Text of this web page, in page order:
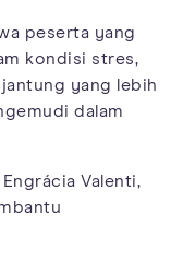
peserta yang
kondisi stres,
yang lebih
dalam
Valenti,